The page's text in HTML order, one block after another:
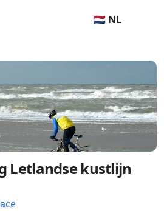
🇳🇱 NL
Letlandse kustlijn